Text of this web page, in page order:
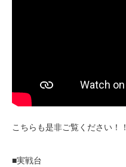
こちらも是非ご覧ください！！
■実戦台